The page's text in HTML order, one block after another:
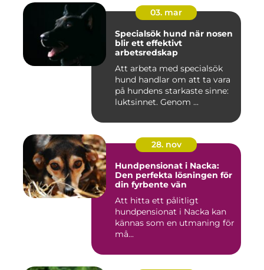
03. mar
Specialsök hund när nosen
blir ett effektivt
arbetsredskap
Att arbeta med specialsök
hund handlar om att ta vara
på hundens starkaste sinne:
luktsinnet. Genom ...
28. nov
Hundpensionat i Nacka:
Den perfekta lösningen för
din fyrbente vän
Att hitta ett pålitligt
hundpensionat i Nacka kan
kännas som en utmaning för
må...